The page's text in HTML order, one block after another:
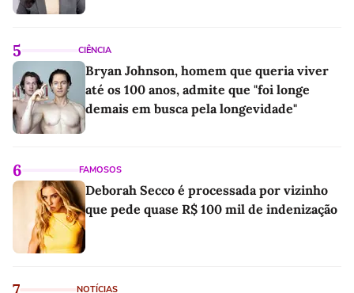
5 CIÊNCIA
Bryan Johnson, homem que queria viver
até os 100 anos, admite que "foi longe
demais em busca pela longevidade"
6 FAMOSOS
Deborah Secco é processada por vizinho
que pede quase R$ 100 mil de indenização
NOTÍCIAS